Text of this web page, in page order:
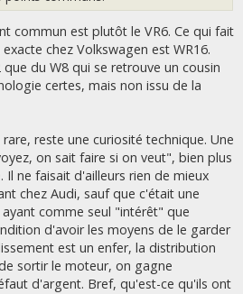
commun est plutôt le VR6. Ce qui fait
chez Volkswagen est WR16.
du W8 qui se retrouve un cousin
certes, mais non issu de la
reste une curiosité technique. Une
on sait faire si on veut", bien plus
Il ne faisait d'ailleurs rien de mieux
chez Audi, sauf que c'était une
comme seul "intérêt" que
d'avoir les moyens de le garder
est un enfer, la distribution
sortir le moteur, on gagne
d'argent. Bref, qu'est-ce qu'ils ont